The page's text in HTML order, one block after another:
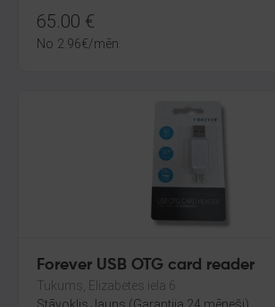
65.00 €
No 2.96€/mēn.
Forever USB OTG card reader
Tukums, Elizabetes iela 6